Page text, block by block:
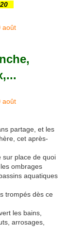
partage, et les
cet après-
sur place de quoi
ombrages
aquatiques
trompés dès ce
les bains,
arrosages,